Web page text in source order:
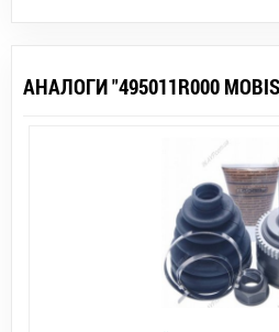
АНАЛОГИ "495011R000